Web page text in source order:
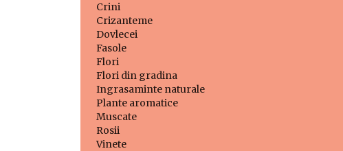
Crini
Crizanteme
Dovlecei
Fasole
Flori
Flori din gradina
Ingrasaminte naturale
Plante aromatice
Muscate
Rosii
Vinete